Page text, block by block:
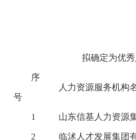
拟确定为优
序
号
人力资源服务机构
1
山东信基人力资源
2
临沭人才发展集团